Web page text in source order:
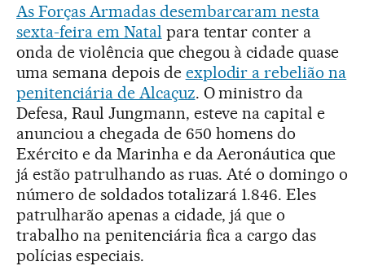
As Forças Armadas desembarcaram nesta
sexta-feira em Natal para tentar conter a
onda de violência que chegou à cidade quase
uma semana depois de explodir a rebelião na
penitenciária de Alcaçuz. O ministro da
Defesa, Raul Jungmann, esteve na capital e
anunciou a chegada de 650 homens do
Exército e da Marinha e da Aeronáutica que
já estão patrulhando as ruas. Até o domingo o
número de soldados totalizará 1.846. Eles
patrulharão apenas a cidade, já que o
trabalho na penitenciária fica a cargo das
polícias especiais.